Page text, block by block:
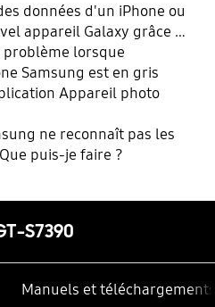
données d'un iPhone ou
appareil Galaxy grâce à
lorsque
Samsung est en gris
Appareil photo
ne reconnaît pas les
puis-je faire ?
S7390
Manuels et téléchargements